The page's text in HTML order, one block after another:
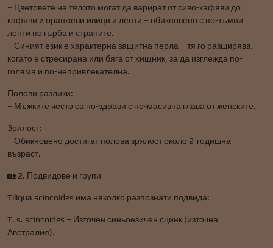
– Цветовете на тялото могат да варират от сиво-кафяви до
кафяви и оранжеви ивици и ленти – обикновено с по-тъмни
ленти по гърба и страните.
– Синият език е характерна защитна перла – тя го разширява,
когато е стресирана или бяга от хищник, за да изглежда по-
голяма и по-непривлекателна.
Полови разлики:
– Мъжките често са по-здрави с по-масивна глава от женските.
Зрялост:
– Обикновено достигат полова зрялост около 2-годишна
възраст.
🏡 2. Подвидове и групи
Tiliqua scincoides има няколко разпознати подвида:
T. s. scincoides – Източен синьоезичен сцинк (източна
Австралия).